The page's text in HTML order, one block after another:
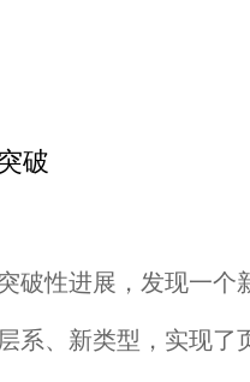
破
性进展，发现一
、新类型，实现了